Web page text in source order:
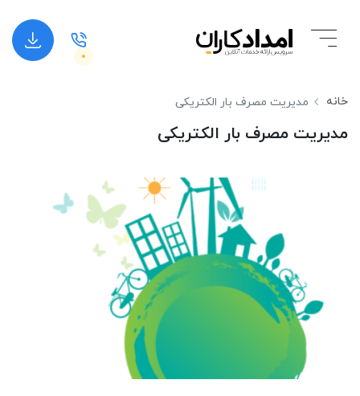
خانه ﻣﺪﻳﺮﻳﺖ ﻣﺼﺮف ﺑﺎر اﻟﻜﺘﺮیکی
ﻣﺪﻳﺮﻳﺖ ﻣﺼﺮف ﺑﺎر اﻟﻜﺘﺮیکی